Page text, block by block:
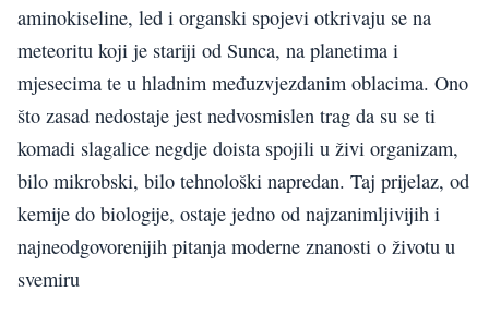
aminokiseline, led i organski spojevi otkrivaju se na
meteoritu koji je stariji od Sunca, na planetima i
mjesecima te u hladnim međuzvjezdanim oblacima. Ono
što zasad nedostaje jest nedvosmislen trag da su se ti
komadi slagalice negdje doista spojili u živi organizam,
bilo mikrobski, bilo tehnološki napredan. Taj prijelaz, od
kemije do biologije, ostaje jedno od najzanimljivijih i
najneodgovorenijih pitanja moderne znanosti o životu u
svemiru